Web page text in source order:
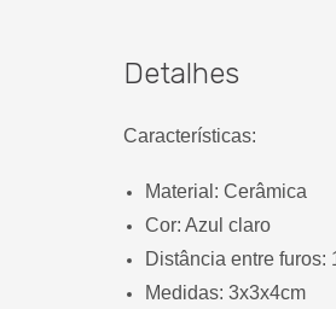
Detalhes
Características:
Material: Cerâmica
Cor: Azul claro
Distância entre furos:
Medidas: 3x3x4cm